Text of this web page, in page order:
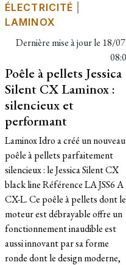
ÉLECTRICITÉ
LAMINOX
Dernière mise à jour le 18/
Poêle à pellets Jessica
Silent CX Laminox :
silencieux et
performant
Laminox Idro a créé un nouveau
poêle à pellets parfaitement
silencieux : le Jessica Silent CX
black line Référence LA JSS6 A
CX-L. Ce poêle à pellets dont le
moteur est débrayable offre un
fonctionnement inaudible est
aussi innovant par sa forme
ronde dont le design moderne,